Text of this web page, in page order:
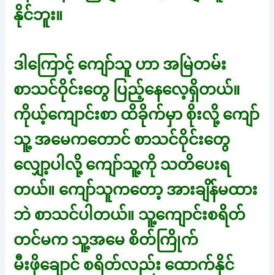
နိုင်ဘူး။
ဒါကြောင့် ကျော်သူ ဟာ အမြဲတမ်း
စာသင်ဝိုင်းတွေ ပြည့်နေလေ့ရှိတယ်။
ကိုယ့်ကျောင်းစာ ထိခိုက်မှာ စိုးလို့ ကျော်
သူ့ အမေကတောင် စာသင်ဝိုင်းတွေ
လျှော့ပါလို့ ကျော်သူ့ကို သတိပေးရ
တယ်။ ကျော်သူကတော့ အားချိန်မထား
ဘဲ စာသင်ပါတယ်။ သူ့ကျောင်းစရိတ်
တင်မက သူ့အမေ စိတ်ကြိုက်
မီးဖိုချောင် စရိတ်လည်း ထောက်နိုင်